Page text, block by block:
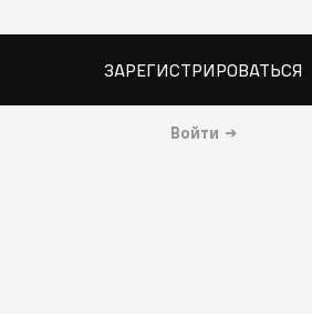
ЗАРЕГИСТРИРОВАТЬСЯ
Войти →